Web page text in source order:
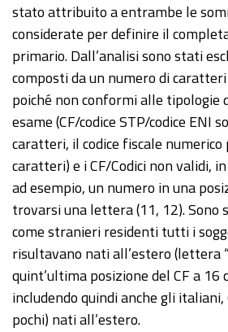
stato attribuito a entrambe le
considerate per definire il
primario. Dall’analisi sono stati
composti da un numero di
poiché non conformi alle tipologie
esame (CF/codice STP/codice ENI
caratteri, il codice fiscale
caratteri) e i CF/Codici non validi,
ad esempio, un numero in una
trovarsi una lettera (11, 12). Sono
come stranieri residenti tutti i
risultavano nati all’estero (lettera
quint’ultima posizione del CF a 16
includendo quindi anche gli
pochi) nati all’estero.